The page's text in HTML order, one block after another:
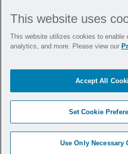
を下す必要があります。医療
品を使用する前に、洗浄お
または使用説明書を常に参照
製品情報 採用情報 事
This website uses
This website utilizes cookies to enable
analytics, and more. Please view our
Set Cookie
Use Only Necessary
Accept All